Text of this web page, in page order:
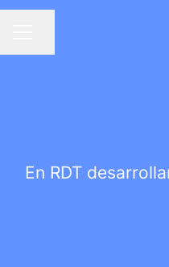
En RDT